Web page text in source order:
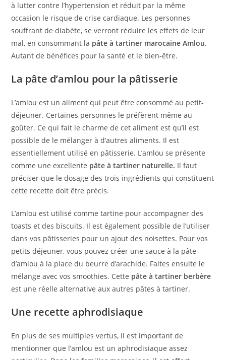
à lutter contre l’hypertension et réduit par la même
occasion le risque de crise cardiaque. Les personnes
souffrant de diabète, se verront réduire les effets de leur
mal, en consommant la pâte à tartiner marocaine Amlou.
Autant de bénéfices pour la santé et le bien-être.
La pâte d’amlou pour la pâtisserie
L’amlou est un aliment qui peut être consommé au petit-
déjeuner. Certaines personnes le préfèrent même au
goûter. Ce qui fait le charme de cet aliment est qu’il est
possible de le mélanger à d’autres aliments. Il est
essentiellement utilisé en pâtisserie. L’amlou se présente
comme une excellente pâte à tartiner naturelle. Il faut
préciser que le dosage des trois ingrédients qui constituent
cette recette doit être précis.
L’amlou est utilisé comme tartine pour accompagner des
toasts et des biscuits. Il est également possible de l’utiliser
dans vos pâtisseries pour un ajout des noisettes. Pour vos
petits déjeuner, vous pouvez créer une sauce à la pâte
d’amlou à la place du beurre d’arachide. Faites ensuite le
mélange avec vos smoothies. Cette pâte à tartiner berbère
est une réelle alternative aux autres pâtes à tartiner.
Une recette aphrodisiaque
En plus de ses multiples vertus, il est important de
mentionner que l’amlou est un aphrodisiaque assez